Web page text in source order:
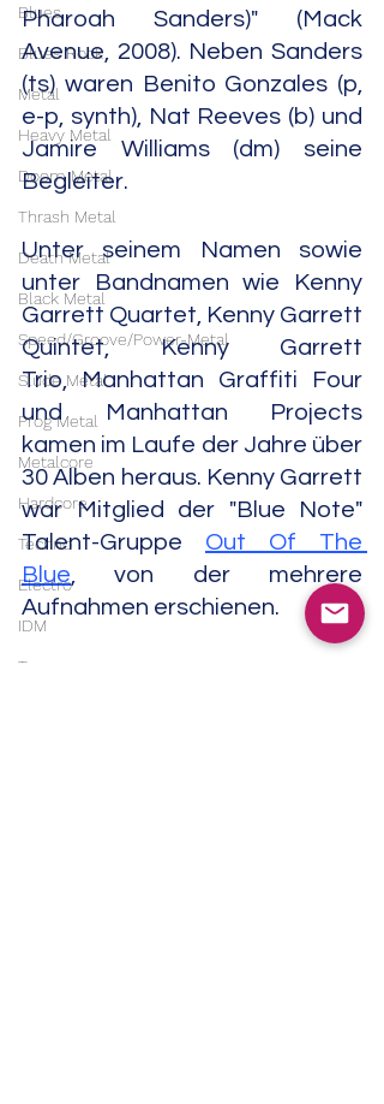
Blues
Blues Rock
Metal
Heavy Metal
Doom Metal
Thrash Metal
Death Metal
Black Metal
Speed/Groove/Power-Metal
Slude Metal
Prog Metal
Metalcore
Hardcore
Techno
Electro
IDM
Trance
Pharoah Sanders)" (Mack
Avenue, 2008). Neben Sanders
(ts) waren Benito Gonzales (p,
e-p, synth), Nat Reeves (b) und
Jamire Williams (dm) seine
Begleiter.
Unter seinem Namen sowie
unter Bandnamen wie Kenny
Garrett Quartet, Kenny Garrett
Quintet, Kenny Garrett
Trio, Manhattan Graffiti Four
und Manhattan Projects
kamen im Laufe der Jahre über
30 Alben heraus. Kenny Garrett
war Mitglied der "Blue Note"
Talent-Gruppe Out Of The
Blue, von der mehrere
Aufnahmen erschienen.